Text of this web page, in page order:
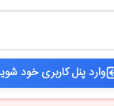
وارد پنل کاربری خود